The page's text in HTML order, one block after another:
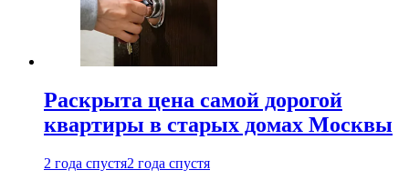
Раскрыта цена самой дорогой
квартиры в старых домах Москвы
2 года спустя2 года спустя